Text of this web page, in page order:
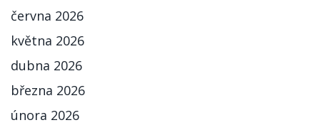
června 2026
května 2026
dubna 2026
března 2026
února 2026